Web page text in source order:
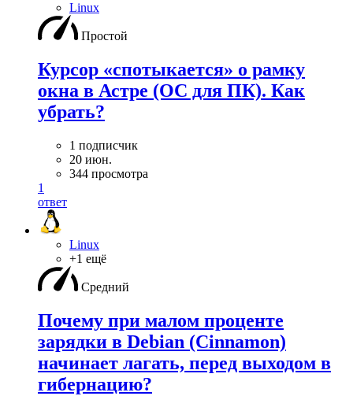
Linux
Простой
Курсор «спотыкается» о рамку
окна в Астре (ОС для ПК). Как
убрать?
1 подписчик
20 июн.
344 просмотра
1
ответ
Linux
+1 ещё
Средний
Почему при малом проценте
зарядки в Debian (Cinnamon)
начинает лагать, перед выходом в
гибернацию?